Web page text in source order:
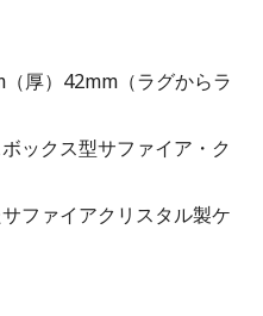
厚）42mm（ラグからラ
ックス型サファイア・ク
ファイアクリスタル製ケ